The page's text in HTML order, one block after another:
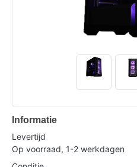
Informatie
Levertijd
Op voorraad, 1-2 werkdagen